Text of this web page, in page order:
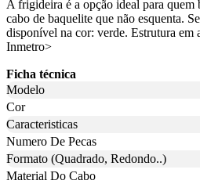
A frigideira é a opção ideal para
cabo de baquelite que não esquenta.
disponível na cor: verde. Estrutura
Inmetro>
Ficha técnica
Modelo
Cor
Caracteristicas
Numero De Pecas
Formato (Quadrado, Redondo..)
Material Do Cabo